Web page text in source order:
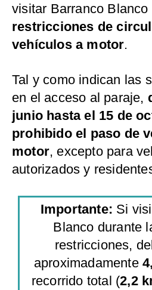
visitar Barranco Blanco
restricciones de
vehículos a motor.
Tal y como indican las
en el acceso al paraje,
junio hasta el 15 de
prohibido el paso de
motor, excepto para
autorizados y
Importante: Si
Blanco durante
restricciones,
aproximadamente
recorrido total (2,2